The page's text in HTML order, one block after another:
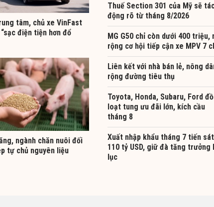
tâm, chủ xe VinFast
điện tiện hơn đổ
ngành chăn nuôi đối
tự chủ nguyên liệu
Thuế Section 301 của Mỹ sẽ
động rõ từ tháng 8/2026
MG G50 chỉ còn dưới 400 triệu,
rộng cơ hội tiếp cận xe MPV 7
Liên kết với nhà bán lẻ, nông
rộng đường tiêu thụ
Toyota, Honda, Subaru, Ford
loạt tung ưu đãi lớn, kích cầu
tháng 8
Xuất nhập khẩu tháng 7 tiến sát
110 tỷ USD, giữ đà tăng trưởng
lục